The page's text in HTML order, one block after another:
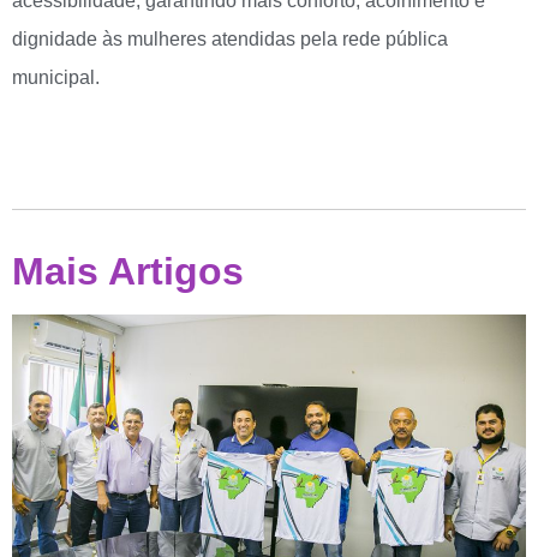
dignidade às mulheres atendidas pela rede pública
municipal.
Mais Artigos